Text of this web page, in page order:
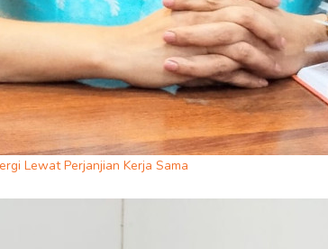
Lewat Perjanjian Kerja Sama